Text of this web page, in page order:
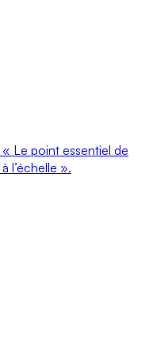
Le point essentiel de
l’échelle ».